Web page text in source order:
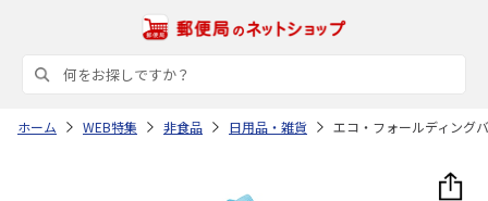
ホーム WEB特集 非食品 日用品・雑貨 エコ・フォールディング